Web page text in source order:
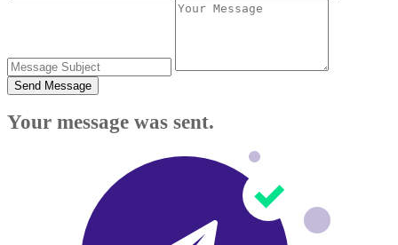
Send Message
Your message was sent.